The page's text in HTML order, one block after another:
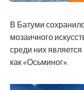
В Батуми
мозаичного
среди них
как «Осьминог».